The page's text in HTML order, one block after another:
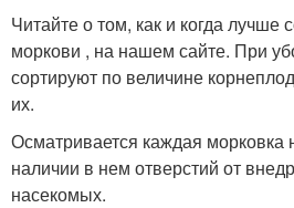
Читайте о том, как и когда лучше
моркови , на нашем сайте. При
сортируют по величине
их.
Осматривается каждая морковка
наличии в нем отверстий от
насекомых.